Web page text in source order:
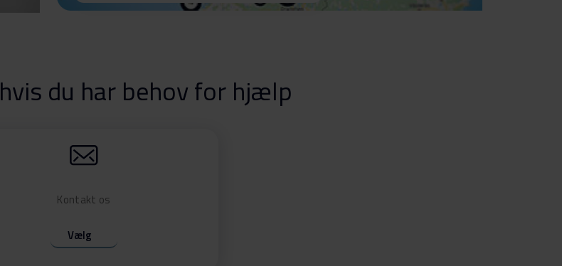
hvis du har behov for hjælp
Kontakt os
Vælg